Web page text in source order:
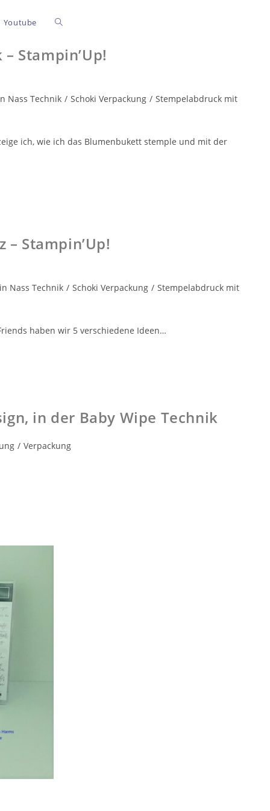
Youtube
Stampin’Up!
Nass Technik / Schoki Verpackung / Stempelabdruck mit
ich, wie ich das Blumenbukett stemple und mit der
Stampin’Up!
Nass Technik / Schoki Verpackung / Stempelabdruck mit
haben wir 5 verschiedene Ideen…
in der Baby Wipe Technik
/ Verpackung